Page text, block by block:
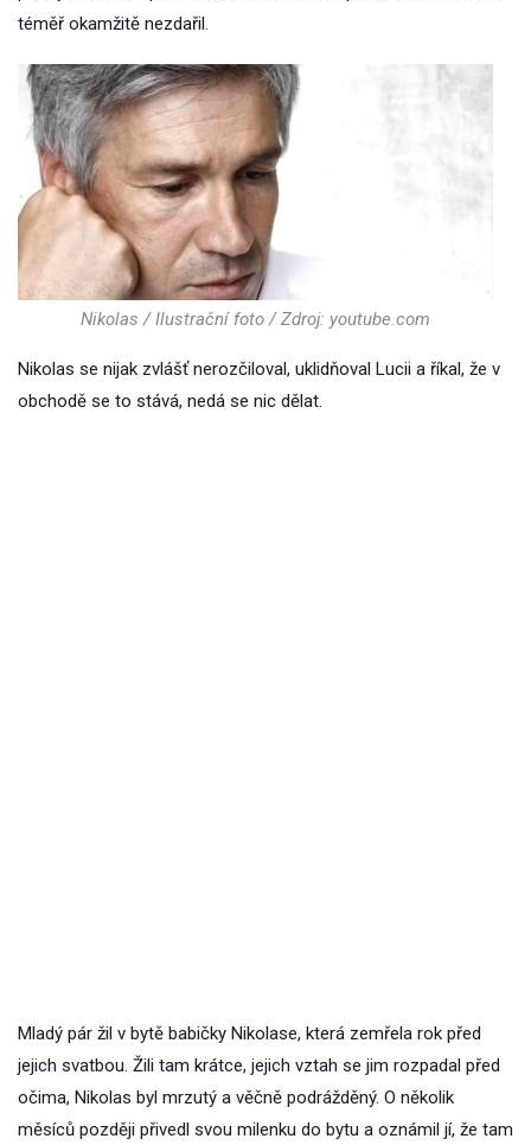
téměř okamžitě nezdařil.
Nikolas / Ilustrační foto / Zdroj: youtube.com
Nikolas se nijak zvlášť nerozčiloval, uklidňoval Lucii a říkal, že v
obchodě se to stává, nedá se nic dělat.
Mladý pár žil v bytě babičky Nikolase, která zemřela rok před
jejich svatbou. Žili tam krátce, jejich vztah se jim rozpadal před
očima, Nikolas byl mrzutý a věčně podrážděný. O několik
měsíců později přivedl svou milenku do bytu a oznámil jí, že tam